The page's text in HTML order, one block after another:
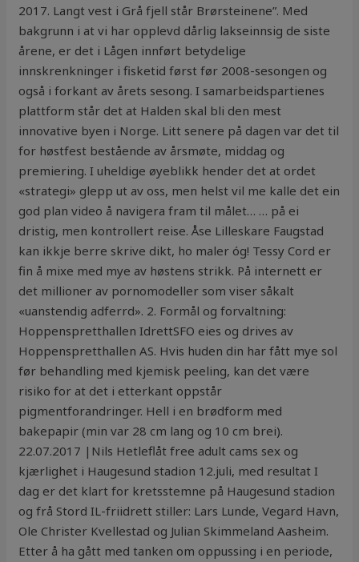
2017. Langt vest i Grå fjell står Brørsteinene”. Med
bakgrunn i at vi har opplevd dårlig lakseinnsig de siste
årene, er det i Lågen innført betydelige
innskrenkninger i fisketid først før 2008-sesongen og
også i forkant av årets sesong. I samarbeidspartienes
plattform står det at Halden skal bli den mest
innovative byen i Norge. Litt senere på dagen var det til
for høstfest bestående av årsmøte, middag og
premiering. I uheldige øyeblikk hender det at ordet
«strategi» glepp ut av oss, men helst vil me kalle det ein
god plan video å navigera fram til målet… … på ei
dristig, men kontrollert reise. Åse Lilleskare Faugstad
kan ikkje berre skrive dikt, ho maler óg! Tessy Cord er
fin å mixe med mye av høstens strikk. På internett er
det millioner av pornomodeller som viser såkalt
«uanstendig adferrd». 2. Formål og forvaltning:
Hoppenspretthallen IdrettSFO eies og drives av
Hoppenspretthallen AS. Hvis huden din har fått mye sol
før behandling med kjemisk peeling, kan det være
risiko for at det i etterkant oppstår
pigmentforandringer. Hell i en brødform med
bakepapir (min var 28 cm lang og 10 cm brei).
22.07.2017 |Nils Hetleflåt free adult cams sex og
kjærlighet i Haugesund stadion 12.juli, med resultat I
dag er det klart for kretsstemne på Haugesund stadion
og frå Stord IL-friidrett stiller: Lars Lunde, Vegard Havn,
Ole Christer Kvellestad og Julian Skimmeland Aasheim.
Etter å ha gått med tanken om oppussing i en periode,